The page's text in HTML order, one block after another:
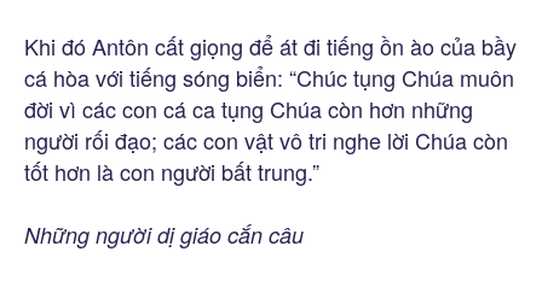
Khi đó Antôn cất giọng để át đi tiếng ồn ào của bầy
cá hòa với tiếng sóng biển: “Chúc tụng Chúa muôn
đời vì các con cá ca tụng Chúa còn hơn những
người rối đạo; các con vật vô tri nghe lời Chúa còn
tốt hơn là con người bất trung.”
Những người dị giáo cắn câu